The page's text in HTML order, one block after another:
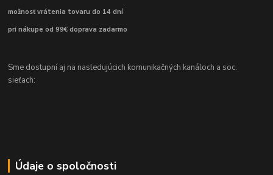
možnosť vrátenia tovaru do 14 dní
pri nákupe od 99€ doprava zadarmo
Sme dostupní aj na nasledujúcich komunikačných kanáloch a soc.
sieťach:
Údaje o spoločnosti